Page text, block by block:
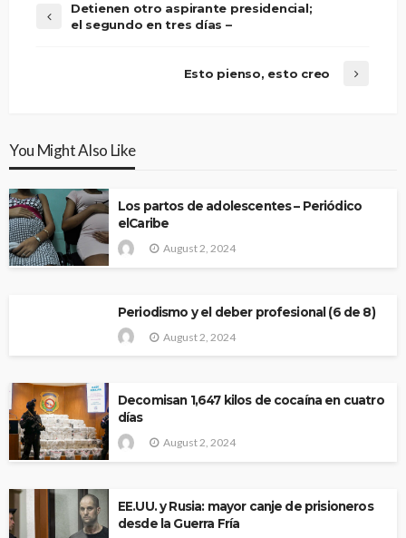
Detienen otro aspirante presidencial;
el segundo en tres días –
Esto pienso, esto creo
You Might Also Like
Los partos de adolescentes – Periódico
elCaribe
August 2, 2024
Periodismo y el deber profesional (6 de 8)
August 2, 2024
Decomisan 1,647 kilos de cocaína en cuatro
días
August 2, 2024
EE.UU. y Rusia: mayor canje de prisioneros
desde la Guerra Fría